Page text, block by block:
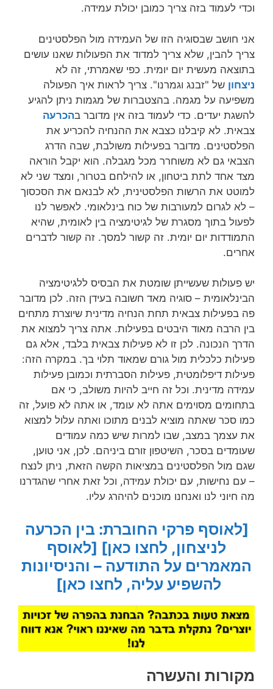
וכדי לעמוד בזה צריך כמובן יכולת עמידה.
אני חושב שבסוגיה הזו של העמידה מול הפלסטינים
צריך להבין, שלא צריך למדוד את הפעולות שאנו עושים
בתוצאה מעשית יום יומית. כפי שאמרתי, זה לא
ניצחון של "זבנג וגמרנו". צריך לראות איך הפעולה
משפיעה על מגמה. בהצטברות של מגמות ניתן להגיע
להשגת יעדים. כדי לעמוד בזה אין מדובר בהכרעה
צבאית. לא קיבלנו כצבא את ההנחיה להכריע את
הפלסטינים. מדובר בפעילות משולבת, שבה הדרג
הצבאי גם לא משוחרר מכל מגבלה. הוא יקבל הוראה
מצד אחד לתת ביטחון, או להילחם בטרור, ומצד שני לא
למוטט את הרשות הפלסטינית, לא לבנאם את הסכסוך
– לא לגרום למעורבות של כוח בינלאומי. לאפשר לנו
לפעול בתוך מסגרת של לגיטימציה בין לאומית, שהיא
התמודדות יום יומית. זה קשור למסך. זה קשור לדברים
אחרים.
יש פעולות שעשייתן שומטת את הבסיס ללגיטימציה
הבינלאומית – סוגיה מאד חשובה בעידן הזה. לכן מדובר
פה בפעילות צבאית תחת הנחיה מדינית שיוצרת מתחים
בין הרבה מאוד היבטים בפעילות. אתה צריך למצוא את
הדרך הנכונה. לכן זו לא פעילות צבאית בלבד, אלא גם
פעילות כלכלית מול גורם שמאוד תלוי בך. במקרה הזה:
פעילות דיפלומטית, פעילות הסברתית וכמובן פעילות
עמידה מדינית. וכל זה חייב להיות משולב, כי אם
בתחומים מסוימים אתה לא עומד, או אתה לא פועל, זה
כמו סכר שאתה מוציא לבנים מתוכו ואתה עלול למצוא
את עצמך במצב, שבו למרות שיש כמה עמודים
שעומדים בסכר, השיטפון זורם ביניהם. לכן, אני טוען,
שגם מול הפלסטינים במציאות הקשה הזאת, ניתן לנצח
– עם נחישות, עם יכולת עמידה, וכל זאת אחרי שהגדרנו
מה חיוני לנו ואנחנו מוכנים להיהרג עליו.
[לאוסף פרקי החוברת: בין הכרעה
לניצחון, לחצו כאן] [לאוסף
המאמרים על התודעה – והניסיונות
להשפיע עליה, לחצו כאן]
מקורות והעשרה